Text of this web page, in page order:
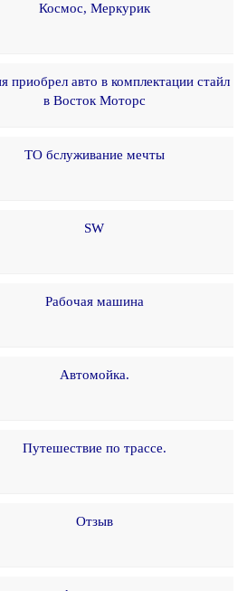
Космос, Меркурик
приобрел авто в комплектации стайл
в Восток Моторс
ТО бслуживание мечты
SW
Рабочая машина
Автомойка.
Путешествие по трассе.
Отзыв